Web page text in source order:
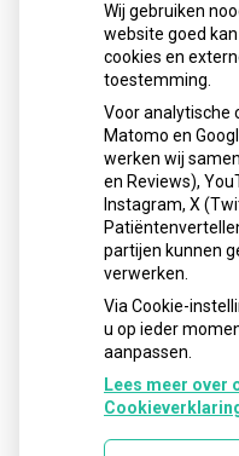
Sinds huisartsen
neemt gebruik toe
Schurft sinds corona
uitbraken fors gestegen
Stoppen met
leefstijlaanpassingen
Kookadvies drinkwater
besmetting
Terugroepactie
ziek maken
Wij gebruiken
website goed
cookies en
toestemming.
Voor analytische
Matomo en
werken wij
en Reviews),
Instagram, X
partijen kunnen
verwerken.
Via Cookie-
u op ieder
aanpassen.
Lees meer over